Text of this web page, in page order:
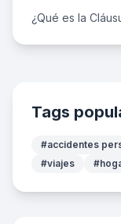
¿Qué es la
Tags
#accidentes
#viajes